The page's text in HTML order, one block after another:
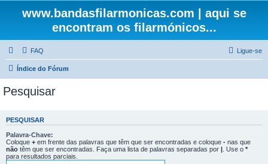
www.bandasfilarmonicas.com | aqui se
encontram os filarmónicos...
FAQ Ligue-se
Índice do Fórum
Pesquisar
PESQUISAR
Palavra-Chave:
Coloque + em frente das palavras que têm que ser encontradas e coloque - nas que
não têm que ser encontradas. Faça uma lista de palavras separadas por | . Use o *
para resultados parciais.